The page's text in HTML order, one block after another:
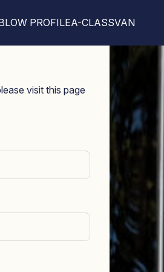
LOW PROFILEA-CLASSVAN
visit this page